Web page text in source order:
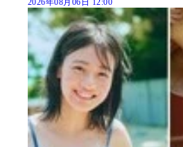
2026年08月06日 12:00